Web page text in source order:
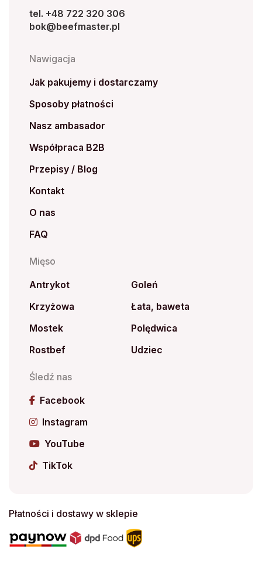
tel. +48 722 320 306
bok@beefmaster.pl
Nawigacja
Jak pakujemy i dostarczamy
Sposoby płatności
Nasz ambasador
Współpraca B2B
Przepisy / Blog
Kontakt
O nas
FAQ
Mięso
Antrykot
Goleń
Krzyżowa
Łata, baweta
Mostek
Polędwica
Rostbef
Udziec
Śledź nas
Facebook
Instagram
YouTube
TikTok
Płatności i dostawy w sklepie